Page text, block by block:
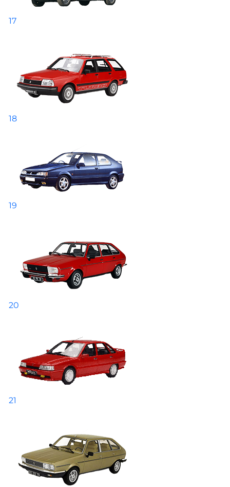
17
18
19
20
21